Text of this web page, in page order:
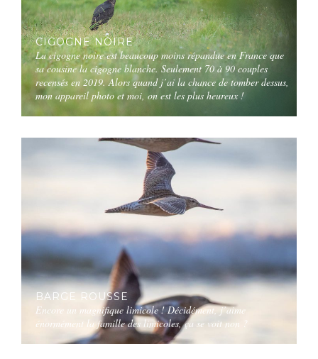
CIGOGNE NOIRE
La cigogne noire est beaucoup moins répandue en France que
sa cousine la cigogne blanche. Seulement 70 à 90 couples
recensés en 2019. Alors quand j’ai la chance de tomber dessus,
mon appareil photo et moi, on est les plus heureux !
BARGE ROUSSE
Encore un magnifique limicole ! Décidément, j’aime
énormément la famille des limicoles, ça se voit non ?